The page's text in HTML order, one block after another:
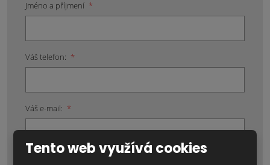
Jméno a příjmení *
Váš telefon: *
Váš e-mail: *
Tento web využívá cookies